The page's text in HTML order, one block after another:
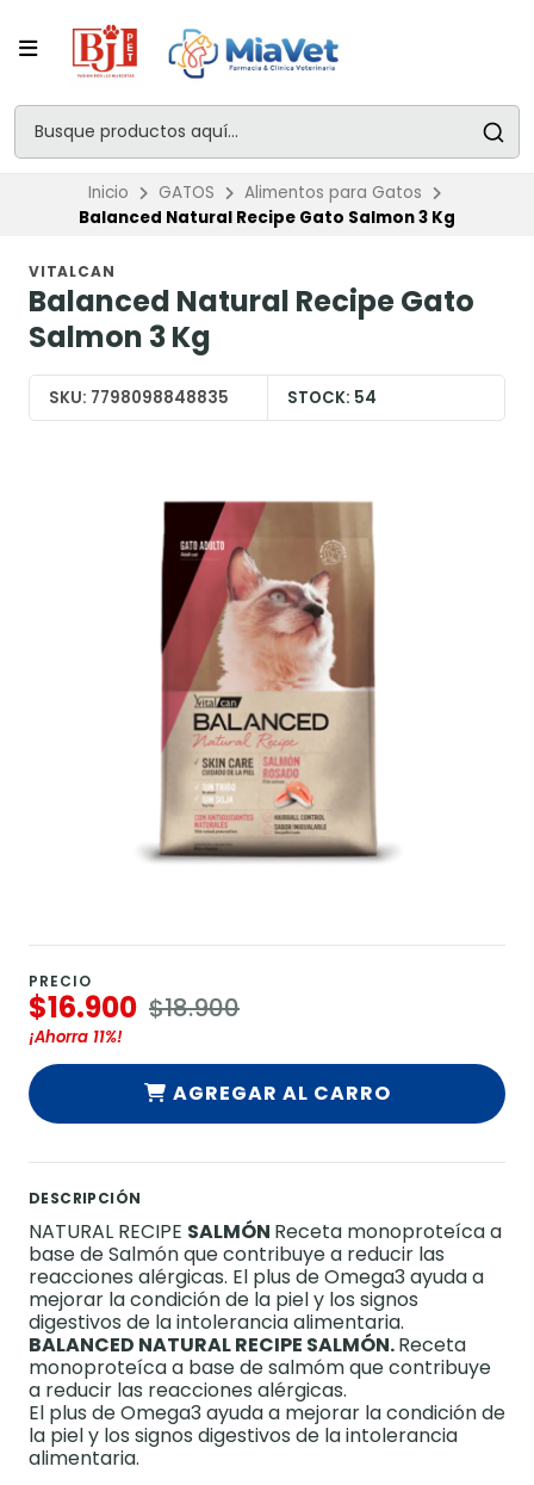
Inicio GATOS
Alimentos para Gatos
Balanced Natural Recipe Gato Salmon 3 Kg
VITALCAN
Balanced Natural Recipe Gato
Salmon 3 Kg
SKU: 7798098848835 STOCK: 54
PRECIO
$16.900 $18.900
¡Ahorra 11%!
AGREGAR AL CARRO
DESCRIPCIÓN
NATURAL RECIPE SALMÓN Receta monoproteíca a
base de Salmón que contribuye a reducir las
reacciones alérgicas. El plus de Omega3 ayuda a
mejorar la condición de la piel y los signos
digestivos de la intolerancia alimentaria.
BALANCED NATURAL RECIPE SALMÓN.Receta
monoproteíca a base de salmóm que contribuye
a reducir las reacciones alérgicas.
El plus de Omega3 ayuda a mejorar la condición de
la piel y los signos digestivos de la intolerancia
alimentaria.